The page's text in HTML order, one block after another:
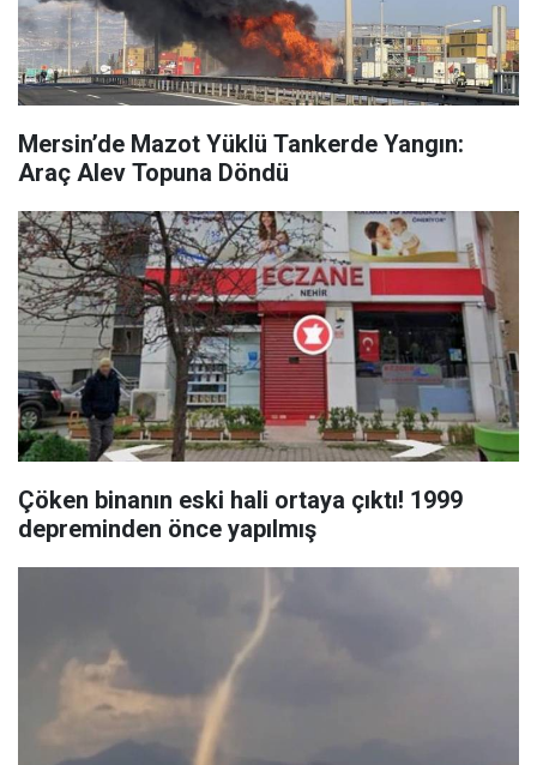
Mersin’de Mazot Yüklü Tankerde Yangın:
Araç Alev Topuna Döndü
Çöken binanın eski hali ortaya çıktı! 1999
depreminden önce yapılmış